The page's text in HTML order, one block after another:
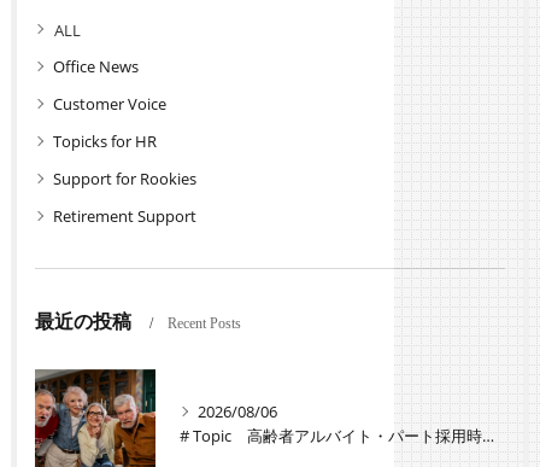
全てのカテゴリー
Office News
Customer Voice
Topicks for HR
Support for Rookies
Retirement Support
最近の投稿 Recent Posts
2026/08/06
# Topic 高齢者アルバイト・パート採用時の注意点と労働条件の違い